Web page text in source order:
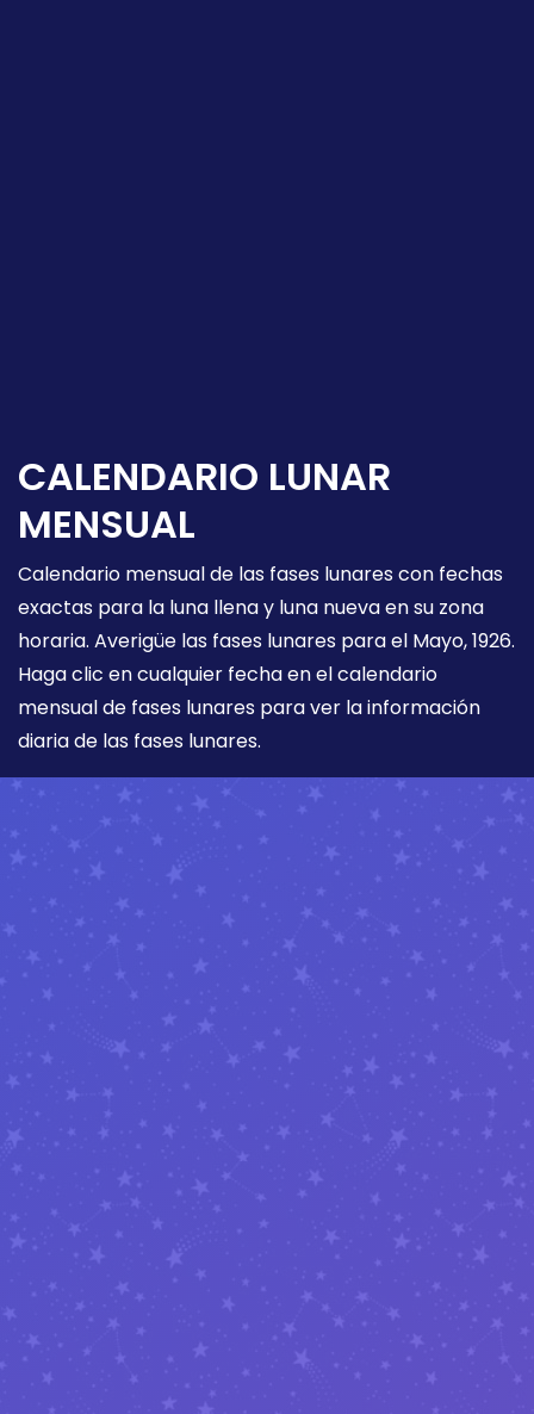
CALENDARIO LUNAR
MENSUAL
Calendario mensual de las fases lunares con fechas
exactas para la luna llena y luna nueva en su zona
horaria. Averigüe las fases lunares para el Mayo, 1926.
Haga clic en cualquier fecha en el calendario
mensual de fases lunares para ver la información
diaria de las fases lunares.